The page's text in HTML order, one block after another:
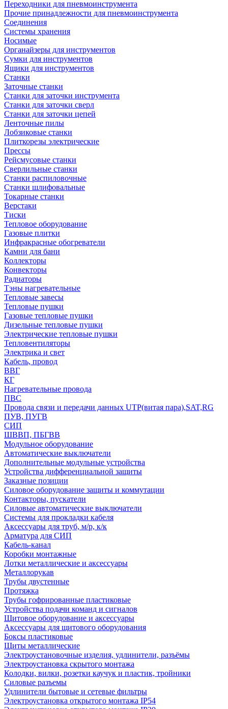
Переходники для пневмоинструмента
Прочие принадлежности для пневмоинструмента
Соединения
Системы хранения
Носимые
Органайзеры для инструментов
Сумки для инструментов
Ящики для инструментов
Станки
Заточные станки
Станки для заточки инструмента
Станки для заточки сверл
Станки для заточки цепей
Ленточные пилы
Лобзиковые станки
Плиткорезы электрические
Прессы
Рейсмусовые станки
Сверлильные станки
Станки распиловочные
Станки шлифовальные
Токарные станки
Верстаки
Тиски
Тепловое оборудование
Газовые плитки
Инфракрасные обогреватели
Камни для бани
Коллекторы
Конвекторы
Радиаторы
Тэны нагревательные
Тепловые завесы
Тепловые пушки
Газовые тепловые пушки
Дизельные тепловые пушки
Электрические тепловые пушки
Тепловентиляторы
Электрика и свет
Кабель, провод
ВВГ
КГ
Нагревательные провода
ПВС
Провода связи и передачи данных UTP(витая пара),SAT,RG
ПУВ, ПУГВ
СИП
ШВВП, ПБГВВ
Модульное оборудование
Автоматические выключатели
Дополнительные модульные устройства
Устройства дифференциальной защиты
Заказные позиции
Силовое оборудование защиты и коммутации
Контакторы, пускатели
Силовые автоматические выключатели
Системы для прокладки кабеля
Аксессуары для труб, м/р, к/к
Арматура для СИП
Кабель-канал
Коробки монтажные
Лотки металлические и аксессуары
Металлорукав
Трубы двустенные
Протяжка
Трубы гофрированные пластиковые
Устройства подачи команд и сигналов
Щитовое оборудование и аксессуары
Аксессуары для щитового оборудования
Боксы пластиковые
Щиты металлические
Электроустановочные изделия, удлинители, разъёмы
Электроустановка скрытого монтажа
Колодки, вилки, розетки каучук и пластик, тройники
Силовые разъемы
Удлинители бытовые и сетевые фильтры
Электроустановка открытого монтажа IP54